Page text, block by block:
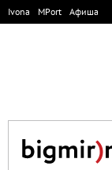
Ivona MPort Афиша